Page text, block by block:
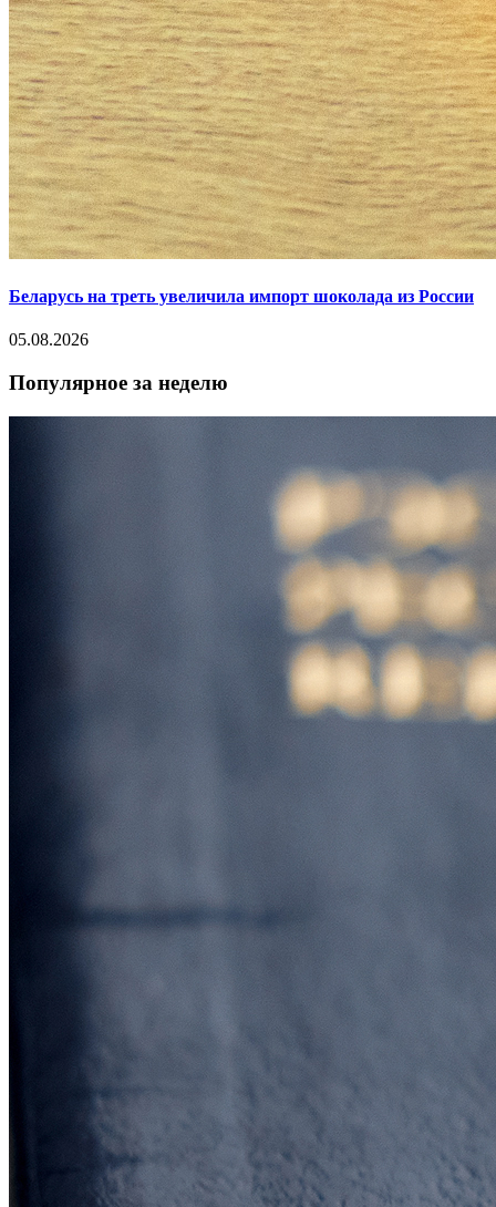
Беларусь на треть увеличила импорт шоколада из России
05.08.2026
Популярное за неделю